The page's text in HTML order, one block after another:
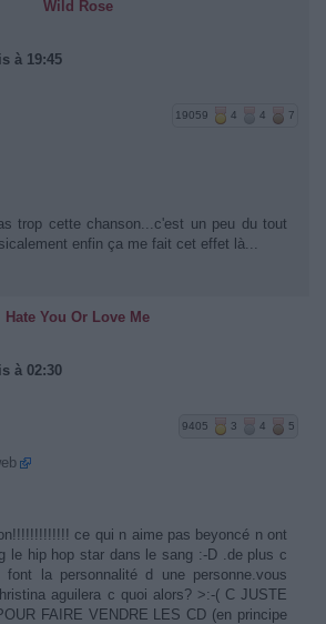
Wild Rose
à 19:45
19059 4 4 7
trop cette chanson...c'est un peu du tout
enfin ça me fait cet effet là...
Hate You Or Love Me
à 02:30
9405 3 4 5
ce qui n aime pas beyoncé n ont
le hip hop star dans le sang :-D .de plus c
la personnalité d une personne.vous
aguilera c quoi alors? >:-( C JUSTE
FAIRE VENDRE LES CD (en principe